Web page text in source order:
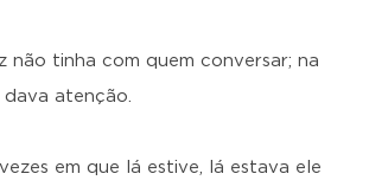
não tinha com quem conversar; na
dava atenção.
em que lá estive, lá estava ele